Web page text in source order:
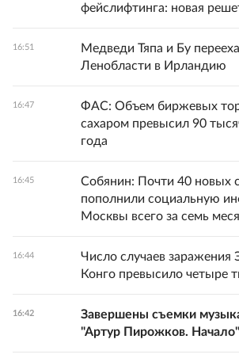
фейслифтинга: новая
16:51
Медведи Тяпа и Бу
Ленобласти в Ирландию
16:47
ФАС: Объем биржевых
сахаром превысил 90
года
16:45
Собянин: Почти 40 новых
пополнили социальную
Москвы всего за семь
16:44
Число случаев заражения
Конго превысило четыре
16:42
Завершены съемки
"Артур Пирожков. Начало"